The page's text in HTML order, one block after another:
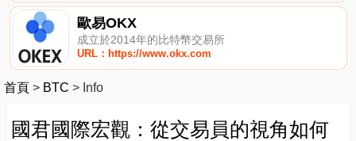
歐易OKX
成立於2014年的比特幣交易所
URL：https://www.okx.com
首頁 > BTC > Info
國君國際宏觀：從交易員的視角如何